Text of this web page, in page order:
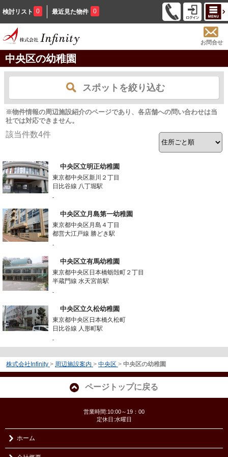
検討リスト 0 最近見た物件 0
お問合せ
中央区の幼稚園
スポットを絞り込む
※物件情報の周辺施設紹介のページであり、各店舗への問い合わせは当
社では対応できません。
該当件数4件
中央区立明正幼稚園
東京都中央区新川２丁目
日比谷線 八丁堀駅
-
中央区立月島第一幼稚園
東京都中央区月島４丁目
都営大江戸線 勝どき駅
-
中央区立有馬幼稚園
東京都中央区日本橋蛎殻町２丁目
半蔵門線 水天宮前駅
-
中央区立久松幼稚園
東京都中央区日本橋久松町
日比谷線 人形町駅
-
株式会社Infinity > 周辺施設案内 > 中央区 > 中央区の幼稚園
ページトップに戻る
営業時間:10:00～19：00
定休日:水曜日
ホーム